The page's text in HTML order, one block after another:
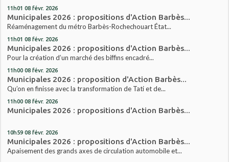
11h01 08 févr. 2026
Municipales 2026 : propositions d'Action Barbès...
Réaménagement du métro Barbès-Rochechouart État...
11h01 08 févr. 2026
Municipales 2026 : propositions d'Action Barbès...
Pour la création d’un marché des biffins encadré...
11h00 08 févr. 2026
Municipales 2026 : proposition d'Action Barbès...
Qu’on en finisse avec la transformation de Tati et de...
11h00 08 févr. 2026
Municipales 2026 : propositions d'Action Barbès...
10h59 08 févr. 2026
Municipales 2026 : propositions d'Action Barbès...
Apaisement des grands axes de circulation automobile et...